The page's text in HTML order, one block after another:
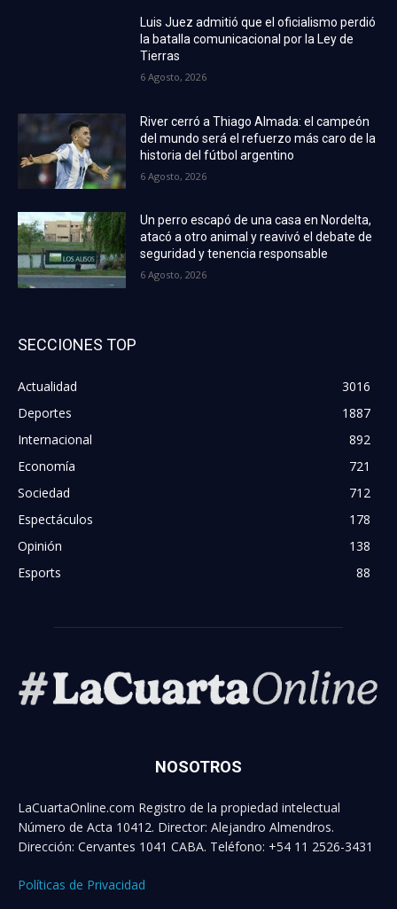
Luis Juez admitió que el oficialismo perdió
la batalla comunicacional por la Ley de
Tierras
6 Agosto, 2026
River cerró a Thiago Almada: el campeón
del mundo será el refuerzo más caro de la
historia del fútbol argentino
6 Agosto, 2026
Un perro escapó de una casa en Nordelta,
atacó a otro animal y reavivó el debate de
seguridad y tenencia responsable
6 Agosto, 2026
SECCIONES TOP
Actualidad
3016
Deportes
1887
Internacional
892
Economía
721
Sociedad
712
Espectáculos
178
Opinión
138
Esports
88
NOSOTROS
LaCuartaOnline.com Registro de la propiedad intelectual
Número de Acta 10412. Director: Alejandro Almendros.
Dirección: Cervantes 1041 CABA. Teléfono: +54 11 2526-3431
Políticas de Privacidad